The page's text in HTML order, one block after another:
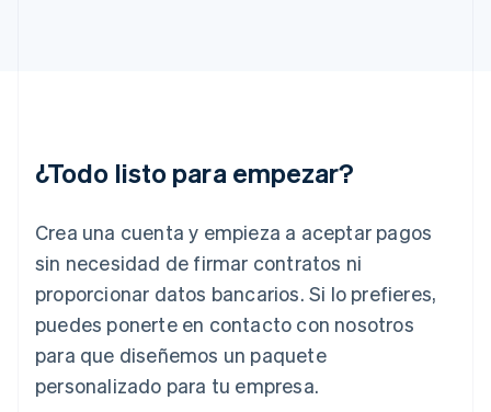
¿Todo listo para empezar?
Crea una cuenta y empieza a aceptar pagos
sin necesidad de firmar contratos ni
proporcionar datos bancarios. Si lo prefieres,
puedes ponerte en contacto con nosotros
para que diseñemos un paquete
personalizado para tu empresa.
Hungría
English
Irlanda
Italia
ItalianoEnglish
Japón
English
Letonia